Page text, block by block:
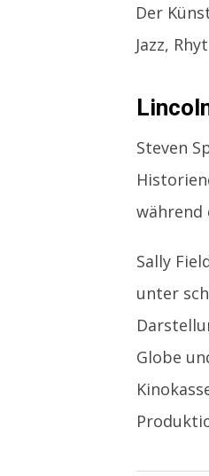
Der
Jazz,
Steven
während
Sally
unter
Globe